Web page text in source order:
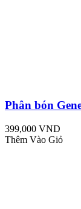
Phân bón
399,000 VND
Thêm Vào Giỏ